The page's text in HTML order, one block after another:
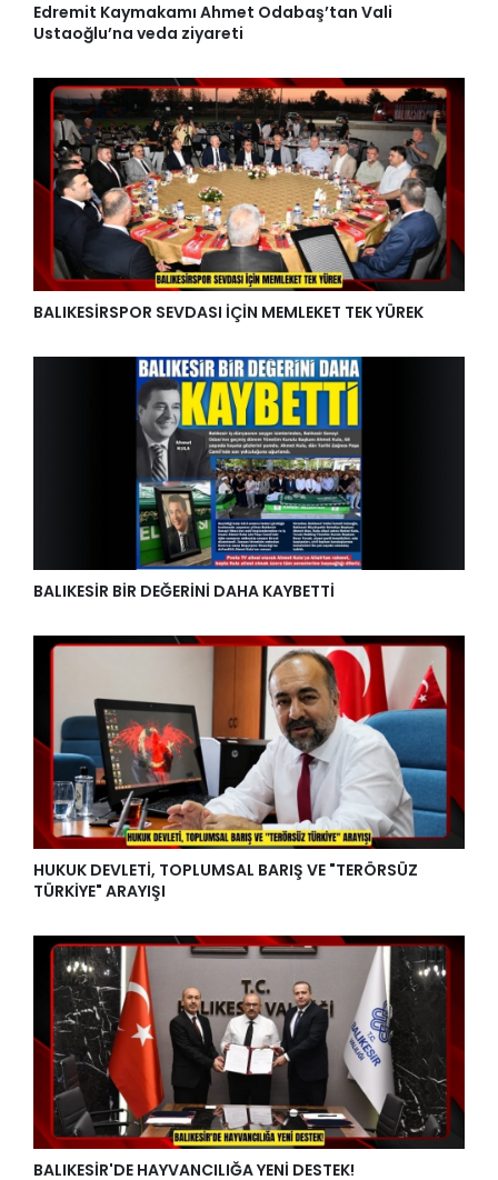
Edremit Kaymakamı Ahmet Odabaş’tan Vali
Ustaoğlu’na veda ziyareti
BALIKESİRSPOR SEVDASI İÇİN MEMLEKET TEK YÜREK
BALIKESİR BİR DEĞERİNİ DAHA KAYBETTİ
HUKUK DEVLETİ, TOPLUMSAL BARIŞ VE "TERÖRSÜZ
TÜRKİYE" ARAYIŞI
BALIKESİR'DE HAYVANCILIĞA YENİ DESTEK!